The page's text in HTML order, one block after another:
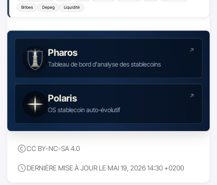
Bribes Depeg Liquidité
Pharos
Tableau de bord d'analyse des stablecoins
Polaris
OS stablecoin auto-évolutif
CC BY-NC-SA 4.0
DERNIÈRE MISE À JOUR LE MAI 19, 2026 14:30 +0200